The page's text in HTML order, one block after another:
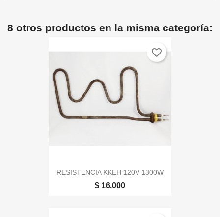
8 otros productos en la misma categoría:
RESISTENCIA KKEH 120V 1300W
$ 16.000
favorite_border